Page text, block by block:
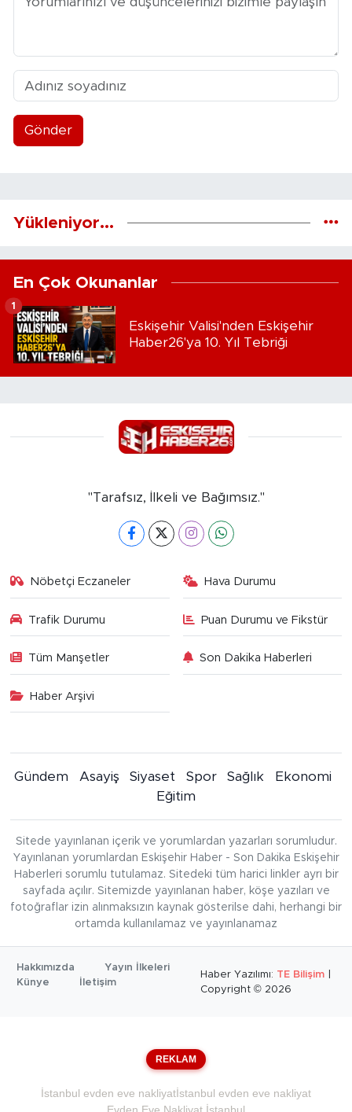
Gönder
Yükleniyor...
En Çok Okunanlar
Eskişehir Valisi'nden Eskişehir
Haber26'ya 10. Yıl Tebriği
1
"Tarafsız, İlkeli ve Bağımsız."
Nöbetçi Eczaneler Hava Durumu
Trafik Durumu Puan Durumu ve Fikstür
Tüm Manşetler Son Dakika Haberleri
Haber Arşivi
Gündem Asayiş Siyaset Spor Sağlık
Ekonomi
Eğitim
Sitede yayınlanan içerik ve yorumlardan yazarları sorumludur.
Yayınlanan yorumlardan Eskişehir Haber - Son Dakika Eskişehir
Haberleri sorumlu tutulamaz. Sitedeki tüm harici linkler ayrı bir
sayfada açılır. Sitemizde yayınlanan haber, köşe yazıları ve
fotoğraflar izin alınmaksızın kaynak gösterilse dahi, herhangi bir
ortamda kullanılamaz ve yayınlanamaz
Hakkımızda
Yayın İlkeleri
Künye
İletişim
Haber Yazılımı: TE Bilişim
Copyright © 2026
REKLAM
İstanbul evden eve nakliyatİstanbul evden eve nakliyat